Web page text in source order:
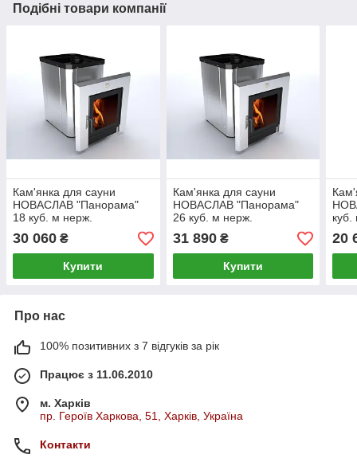
Подібні товари компанії
Кам'янка для сауни
НОВАСЛАВ "Панорама"
18 куб. м нерж.
30 060 ₴
Купити
Кам'янка для сауни
НОВАСЛАВ "Панорама"
26 куб. м нерж.
31 890₴
Купити
20
Про нас
100% позитивних з 7 відгуків за рік
Працює з 11.06.2010
м. Харків
пр. Героїв Харкова, 51, Харків, Україна
Контакти